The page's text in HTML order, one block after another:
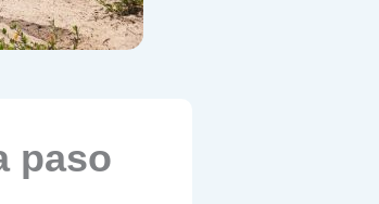
paso